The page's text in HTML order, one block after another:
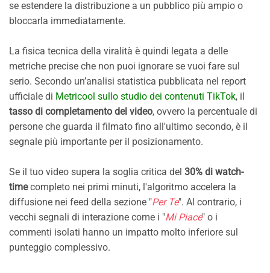
se estendere la distribuzione a un pubblico più ampio o
bloccarla immediatamente.
La fisica tecnica della viralità è quindi legata a delle
metriche precise che non puoi ignorare se vuoi fare sul
serio. Secondo un’analisi statistica pubblicata nel report
ufficiale di Metricool sullo studio dei contenuti TikTok, il
tasso di completamento del video, ovvero la percentuale di
persone che guarda il filmato fino all'ultimo secondo, è il
segnale più importante per il posizionamento.
Se il tuo video supera la soglia critica del 30% di watch-
timecompleto nei primi minuti, l'algoritmo accelera la
diffusione nei feed della sezione "Per Te". Al contrario, i
vecchi segnali di interazione come i "Mi Piace" o i
commenti isolati hanno un impatto molto inferiore sul
punteggio complessivo.